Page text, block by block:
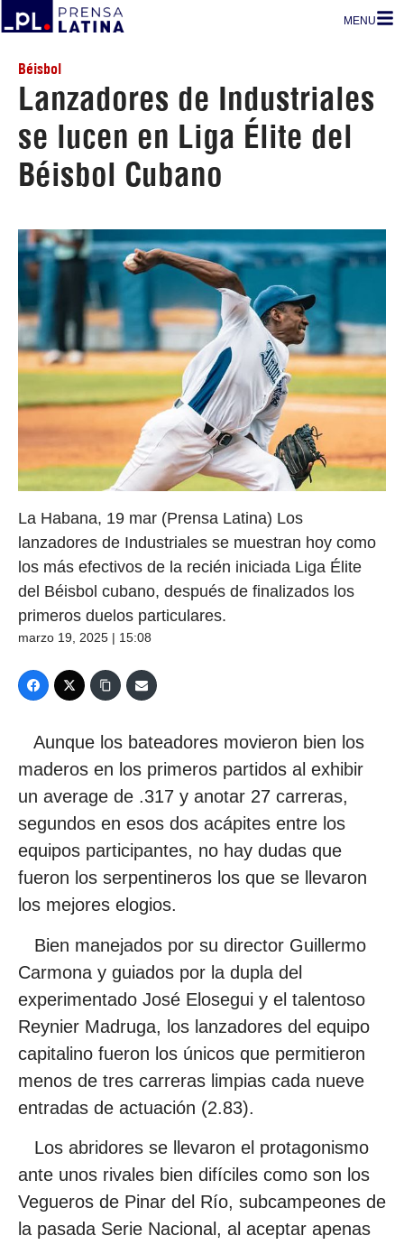
MENU
Béisbol
Lanzadores de Industriales
se lucen en Liga Élite del
Béisbol Cubano
La Habana, 19 mar (Prensa Latina) Los
lanzadores de Industriales se muestran hoy como
los más efectivos de la recién iniciada Liga Élite
del Béisbol cubano, después de finalizados los
primeros duelos particulares.
marzo 19, 2025 | 15:08
Aunque los bateadores movieron bien los
maderos en los primeros partidos al exhibir
un average de .317 y anotar 27 carreras,
segundos en esos dos acápites entre los
equipos participantes, no hay dudas que
fueron los serpentineros los que se llevaron
los mejores elogios.
Bien manejados por su director Guillermo
Carmona y guiados por la dupla del
experimentado José Elosegui y el talentoso
Reynier Madruga, los lanzadores del equipo
capitalino fueron los únicos que permitieron
menos de tres carreras limpias cada nueve
entradas de actuación (2.83).
Los abridores se llevaron el protagonismo
ante unos rivales bien difíciles como son los
Vegueros de Pinar del Río, subcampeones de
la pasada Serie Nacional, al aceptar apenas